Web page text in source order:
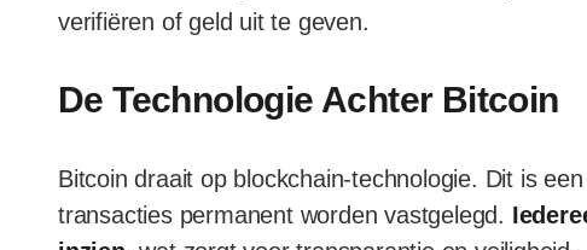
verifiëren of geld uit te geven.
De Technologie Achter Bitcoin
Bitcoin draait op blockchain-technologie. Dit is
transacties permanent worden vastgelegd.